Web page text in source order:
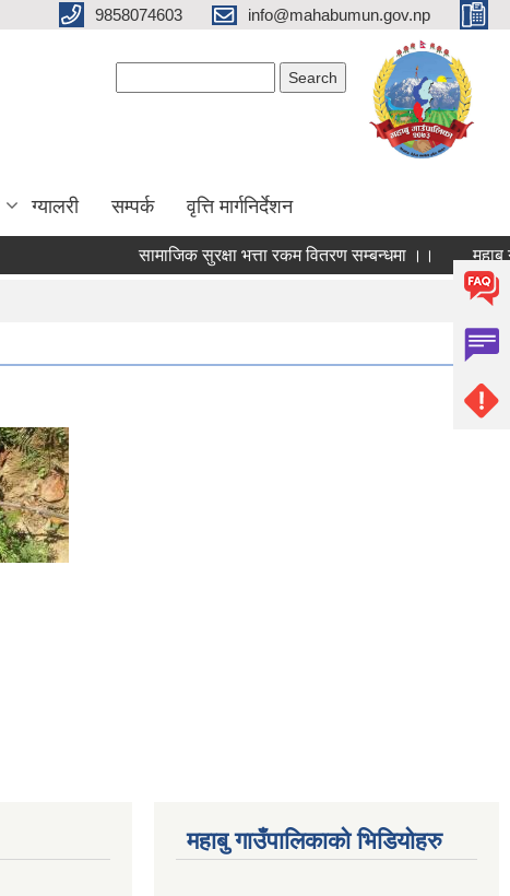
9858074603 info@mahabumun.gov.np
ग्यालरी सम्पर्क वृत्ति मार्गनिर्देशन
सामाजिक सुरक्षा भत्ता रकम वितरण सम्बन्धमा ।।
महाबु गाउँपालिकाको भिडियोहरु